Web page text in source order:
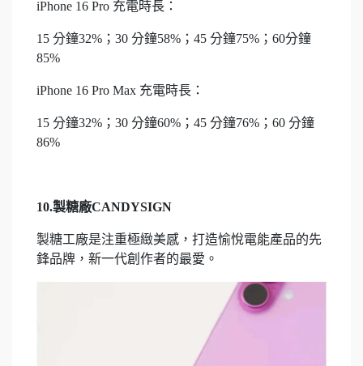
iPhone 16 Pro 充電時長：
15 分鐘32%；30 分鐘58%；45 分鐘75%；60分鐘
85%
iPhone 16 Pro Max 充電時長：
15 分鐘32%；30 分鐘60%；45 分鐘76%；60 分鐘
86%
10.製糖廠CANDYSIGN
製糖工廠是注重極緻美感，打造愉悅電能產品的先
鋒品牌，新一代創作者的最愛。